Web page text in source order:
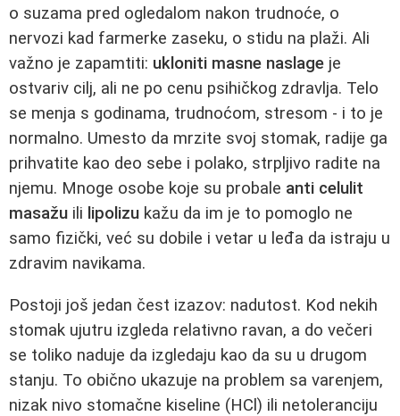
o suzama pred ogledalom nakon trudnoće, o
nervozi kad farmerke zaseku, o stidu na plaži. Ali
važno je zapamtiti: ukloniti masne naslage je
ostvariv cilj, ali ne po cenu psihičkog zdravlja. Telo
se menja s godinama, trudnoćom, stresom - i to je
normalno. Umesto da mrzite svoj stomak, radije ga
prihvatite kao deo sebe i polako, strpljivo radite na
njemu. Mnoge osobe koje su probale anti celulit
masažu ili lipolizu kažu da im je to pomoglo ne
samo fizički, već su dobile i vetar u leđa da istraju u
zdravim navikama.
Postoji još jedan čest izazov: nadutost. Kod nekih
stomak ujutru izgleda relativno ravan, a do večeri
se toliko naduje da izgledaju kao da su u drugom
stanju. To obično ukazuje na problem sa varenjem,
nizak nivo stomačne kiseline (HCl) ili netoleranciju